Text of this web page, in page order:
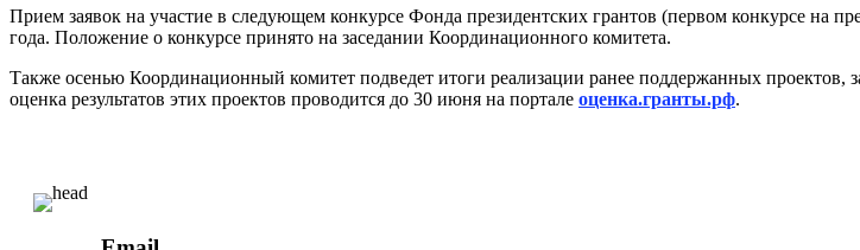
Прием заявок на участие в следующем конкурсе Фонда президентских грантов (первом конкурсе на
года. Положение о конкурсе принято на заседании Координационного комитета.
Также осенью Координационный комитет подведет итоги реализации ранее поддержанных
оценка результатов этих проектов проводится до 30 июня на портале оценка.гранты.рф.